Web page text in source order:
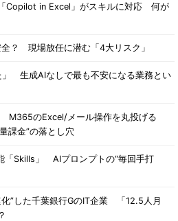
Copilot in Excel」がスキルに対応 何が
？ 現場放任に潜む「4大リスク」
」 生成AIなしで最も不安になる業務とい
M365のExcel/メール操作を丸投げる
課金”の落とし穴
「Skills」 AIプロンプトの“毎回手打
”した千葉銀行GのIT企業 「12.5人月